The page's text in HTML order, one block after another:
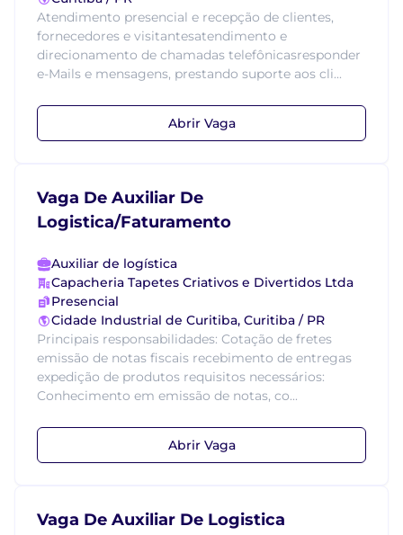
Atendimento presencial e recepção de clientes,
fornecedores e visitantesatendimento e
direcionamento de chamadas telefônicasresponder
e-Mails e mensagens, prestando suporte aos cli...
Abrir Vaga
Vaga De Auxiliar De
Logistica/Faturamento
Auxiliar de logística
Capacheria Tapetes Criativos e Divertidos Ltda
Presencial
Cidade Industrial de Curitiba, Curitiba / PR
Principais responsabilidades: Cotação de fretes
emissão de notas fiscais recebimento de entregas
expedição de produtos requisitos necessários:
Conhecimento em emissão de notas, co...
Abrir Vaga
Vaga De Auxiliar De Logistica